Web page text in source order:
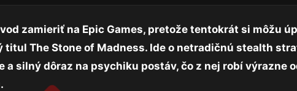
zamieriť na Epic Games, pretože tentokrát si môžu
titul The Stone of Madness. Ide o netradičnú stealth
a silný dôraz na psychiku postáv, čo z nej robí výrazne